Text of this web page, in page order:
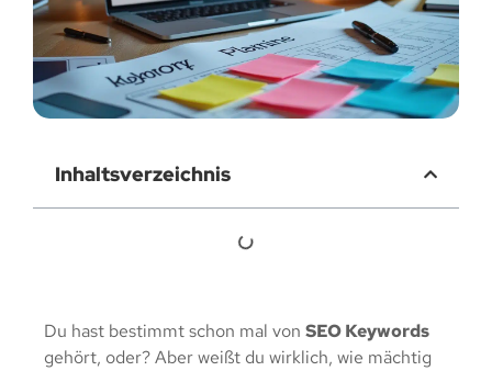
Inhaltsverzeichnis
Du hast bestimmt schon mal von SEO Keywords
gehört, oder? Aber weißt du wirklich, wie mächtig